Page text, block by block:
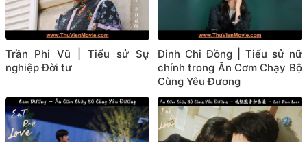
Trần Phi Vũ | Tiểu sử Sự
nghiệp Đời tư
Đinh Chi Đồng | Tiểu sử nữ
chính trong Ăn Cơm Chạy Bộ
Cùng Yêu Đương